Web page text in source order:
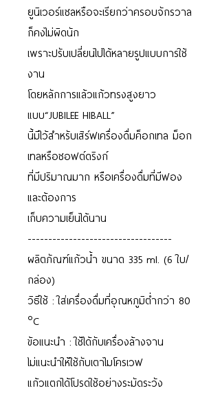
ยูนิเวอร์แซลหรือจะเรียกว่าครอบจักรวาล
ก็คงไม่ผิดนัก
เพราะปรับเปลี่ยนไปได้หลายรูปแบบการใช้
งาน
โดยหลักการแล้วแก้วทรงสูงยาว
แบบ“JUBILEE HIBALL”
นี้มีไว้สำหรับเสิร์ฟเครื่องดื่มค็อกเทล ม็อก
เทลหรือซอฟต์ดริงก์
ที่มีปริมาณมาก หรือเครื่องดื่มที่มีฟอง
และต้องการ
เก็บความเย็นได้นาน
-----------------------------------
ผลิตภัณฑ์แก้วน้ำ ขนาด 335 ml. (6 ใบ/
กล่อง)
วิธีใช้ : ใส่เครื่องดื่มที่อุณหภูมิต่ำกว่า 80
°C
ข้อแนะนำ : ใช้ได้กับเครื่องล้างจาน
ไม่แนะนำให้ใช้กับเตาไมโครเวฟ
แก้วแตกได้โปรดใช้อย่างระมัดระวัง